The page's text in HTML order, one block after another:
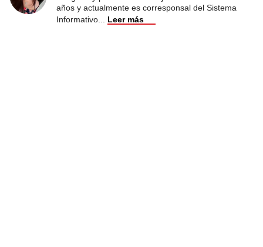
años y actualmente es corresponsal del Sistema
Informativo
Leer más